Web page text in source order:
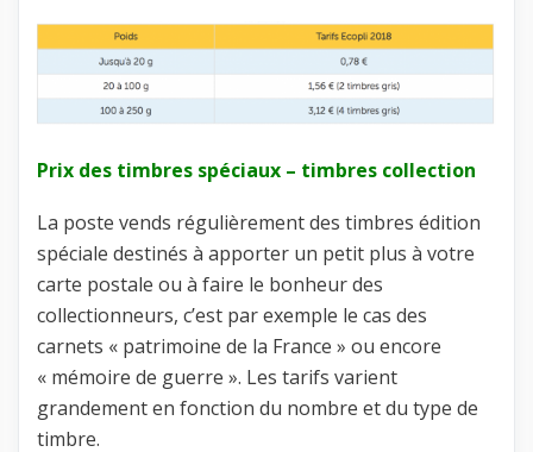
Prix des timbres spéciaux – timbres collection
La poste vends régulièrement des timbres édition
spéciale destinés à apporter un petit plus à votre
carte postale ou à faire le bonheur des
collectionneurs, c’est par exemple le cas des
carnets « patrimoine de la France » ou encore
« mémoire de guerre ». Les tarifs varient
grandement en fonction du nombre et du type de
timbre.